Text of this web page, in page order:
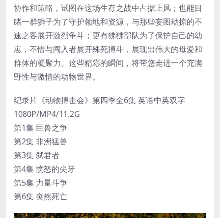
协作和策略，试图在这场生存之战中占据上风；也能目
睹一群狮子为了守护领地和资源，与那些妄图劫掠的不
速之客展开激烈争斗；更有狒狒部队为了保护自己的幼
崽，不惜与闯入者展开殊死搏斗，展现出伟大的母爱和
群体的凝聚力。这些精彩的瞬间，将带您走进一个充满
野性与激情的动物世界。
纪录片《动物搏击会》第四季全6集 英语中英双字
1080P/MP4/11.2G
第1集 巨兽之争
第2集 非洲猛兽
第3集 弑君者
第4集 愤怒的尖牙
第5集 力量斗争
第6集 突然死亡